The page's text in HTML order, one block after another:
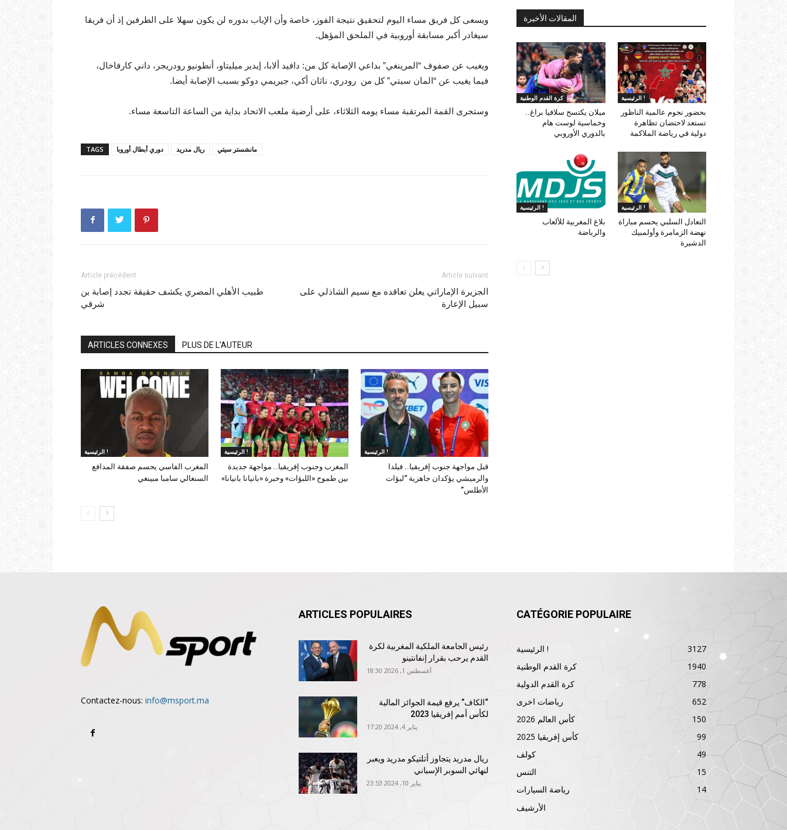
ويسعى كل فريق مساء اليوم لتحقيق نتيجة الفوز، خاصة وأن الإياب بدوره لن يكون سهلا على الطرفين إذ أن فريقا
سيغادر أكبر مسابقة أوروبية في الملحق المؤهل.
ويغيب عن صفوف “المرينغي” بداعي الإصابة كل من: دافيد ألابا، إيدير ميليتاو، أنطونيو رودريجر، داني كارفاخال،
فيما يغيب عن “المان سيتي” كل من رودري، ناثان أكي، جيريمي دوكو بسبب الإصابة أيضا.
وستجرى القمة المرتقبة مساء يومه الثلاثاء، على أرضية ملعب الاتحاد بداية من الساعة التاسعة مساء.
TAGS دوري أبطال أوروبا ريال مدريد مانشستر سيتي
Article précédent
طبيب الأهلي المصري يكشف حقيقة تجدد إصابة بن
شرقي
Article suivant
الجزيرة الإماراتي يعلن تعاقده مع نسيم الشاذلي على
سبيل الإعارة
ARTICLES CONNEXES PLUS DE L'AUTEUR
الرئيسية !
المغرب الفاسي يحسم صفقة المدافع
السنغالي سامبا مبينغي
الرئيسية !
المغرب وجنوب إفريقيا.. مواجهة جديدة
بين طموح «اللبؤات» وخبرة «بانيانا بانيانا»
الرئيسية !
قبل مواجهة جنوب إفريقيا.. فيلدا
والرميشي يؤكدان جاهزية “لبؤات
الأطلس”
المقالات الأخيرة
كرة القدم الوطنية
ميلان يكتسح سلافيا براغ..
وخماسية لوست هام
بالدوري الأوروبي
الرئيسية !
بحضور نجوم عالمية الناظور
تستعد لاحتضان تظاهرة
دولية في رياضة الملاكمة
الرئيسية !
بلاغ المغربية للألعاب
والرياضة
الرئيسية !
التعادل السلبي يحسم مباراة
نهضة الزمامرة وأولمبيك
الدشيرة
Contactez-nous: info@msport.ma
ARTICLES POPULAIRES
رئيس الجامعة الملكية المغربية لكرة
القدم يرحب بقرار إنفانتينو
أغسطس 1, 2026 18:30
“الكاف” يرفع قيمة الجوائز المالية
لكأس أمم إفريقيا 2023
يناير 4, 2024 17:20
ريال مدريد يتجاوز أتلتيكو مدريد ويعبر
لنهائي السوبر الإسباني
يناير 10, 2024 23:53
CATÉGORIE POPULAIRE
الرئيسية !
3127
كرة القدم الوطنية
1940
كرة القدم الدولية
778
رياضات اخرى
652
كأس العالم 2026
150
كأس إفريقيا 2025
99
كولف
49
التنس
15
رياضة السيارات
14
الأرشيف